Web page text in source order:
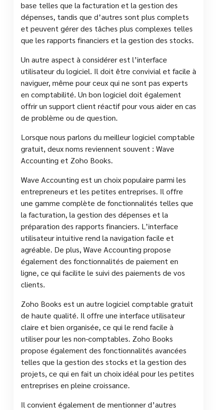
base telles que la facturation et la gestion des
dépenses, tandis que d’autres sont plus complets
et peuvent gérer des tâches plus complexes telles
que les rapports financiers et la gestion des stocks.
Un autre aspect à considérer est l’interface
utilisateur du logiciel. Il doit être convivial et facile à
naviguer, même pour ceux qui ne sont pas experts
en comptabilité. Un bon logiciel doit également
offrir un support client réactif pour vous aider en cas
de problème ou de question.
Lorsque nous parlons du meilleur logiciel comptable
gratuit, deux noms reviennent souvent : Wave
Accounting et Zoho Books.
Wave Accounting est un choix populaire parmi les
entrepreneurs et les petites entreprises. Il offre
une gamme complète de fonctionnalités telles que
la facturation, la gestion des dépenses et la
préparation des rapports financiers. L’interface
utilisateur intuitive rend la navigation facile et
agréable. De plus, Wave Accounting propose
également des fonctionnalités de paiement en
ligne, ce qui facilite le suivi des paiements de vos
clients.
Zoho Books est un autre logiciel comptable gratuit
de haute qualité. Il offre une interface utilisateur
claire et bien organisée, ce qui le rend facile à
utiliser pour les non-comptables. Zoho Books
propose également des fonctionnalités avancées
telles que la gestion des stocks et la gestion des
projets, ce qui en fait un choix idéal pour les petites
entreprises en pleine croissance.
Il convient également de mentionner d’autres